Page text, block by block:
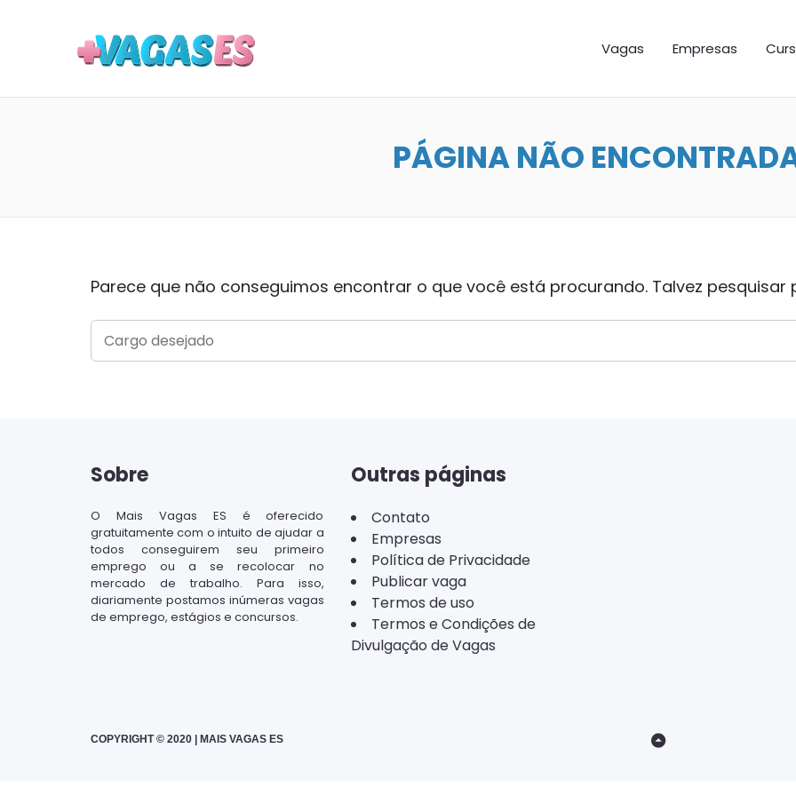
Vagas Empresas
PÁGINA NÃO
Parece que não conseguimos encontrar o que você está procurando. Talvez pesquisar
SEARCH
FOR:
Sobre
O Mais Vagas ES é oferecido
gratuitamente com o intuito de ajudar a
todos conseguirem seu primeiro
emprego ou a se recolocar no
mercado de trabalho. Para isso,
diariamente postamos inúmeras vagas
de emprego, estágios e concursos.
Outras páginas
Contato
Empresas
Política de Privacidade
Publicar vaga
Termos de uso
Termos e Condições de
Divulgação de Vagas
COPYRIGHT © 2020 | MAIS VAGAS ES
Back